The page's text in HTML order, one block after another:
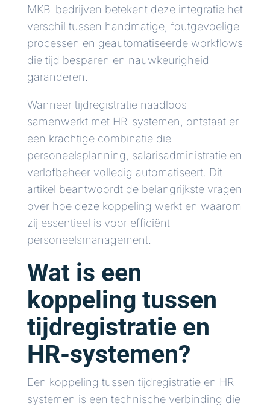
MKB-bedrijven betekent deze integratie het
verschil tussen handmatige, foutgevoelige
processen en geautomatiseerde workflows
die tijd besparen en nauwkeurigheid
garanderen.
Wanneer tijdregistratie naadloos
samenwerkt met HR-systemen, ontstaat er
een krachtige combinatie die
personeelsplanning, salarisadministratie en
verlofbeheer volledig automatiseert. Dit
artikel beantwoordt de belangrijkste vragen
over hoe deze koppeling werkt en waarom
zij essentieel is voor efficiënt
personeelsmanagement.
Wat is een
koppeling tussen
tijdregistratie en
HR-systemen?
Een koppeling tussen tijdregistratie en HR-
systemen is een technische verbinding die